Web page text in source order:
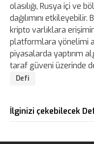
olasılığı, Rusya içi ve
dağılımını etkileyebilir.
kripto varlıklara
platformlara yönelimi
piyasalarda yaptırım
taraf güveni üzerinde
Defi
İlginizi çekebilecek